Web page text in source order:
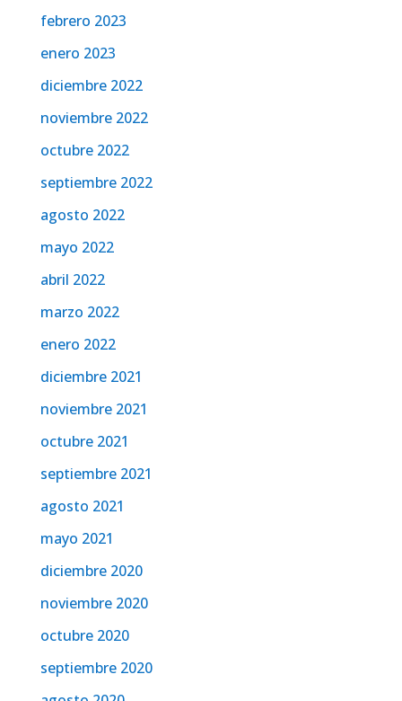
febrero 2023
enero 2023
diciembre 2022
noviembre 2022
octubre 2022
septiembre 2022
agosto 2022
mayo 2022
abril 2022
marzo 2022
enero 2022
diciembre 2021
noviembre 2021
octubre 2021
septiembre 2021
agosto 2021
mayo 2021
diciembre 2020
noviembre 2020
octubre 2020
septiembre 2020